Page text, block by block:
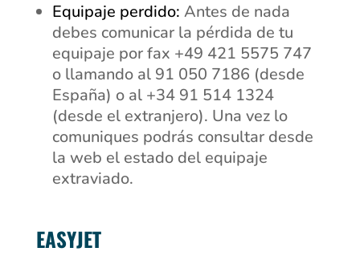
Equipaje perdido: Antes de nada
debes comunicar la pérdida de tu
equipaje por fax +49 421 5575 747
o llamando al91 050 7186 (desde
España) o al +34 91 514 1324
(desde el extranjero). Una vez lo
comuniques podrás consultar desde
la web el estado del equipaje
extraviado.
EASYJET